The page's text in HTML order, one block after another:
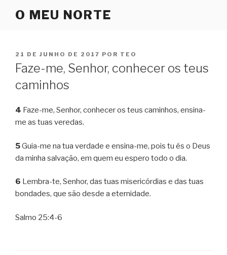
O MEU NORTE
PUBLICADO
EM
21 DE JUNHO DE 2017 POR TEO
Faze-me, Senhor, conhecer os teus
caminhos
4 Faze-me, Senhor, conhecer os teus caminhos, ensina-
me as tuas veredas.
5Guia-me na tua verdade e ensina-me, pois tu és o Deus
da minha salvação, em quem eu espero todo o dia.
6 Lembra-te, Senhor, das tuas misericórdias e das tuas
bondades, que são desde a eternidade.
Salmo 25:4-6